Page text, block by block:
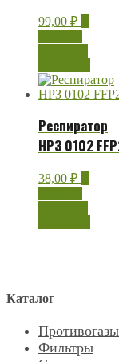
99,00 ₽
Респиратор
НРЗ 0102
38,00 ₽
Каталог
Противогазы
Фильтры